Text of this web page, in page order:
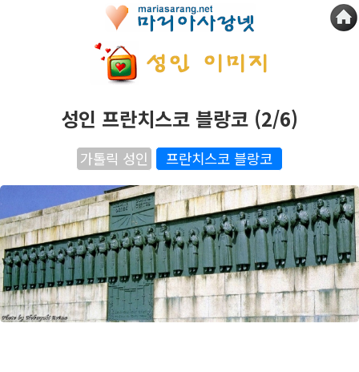
성인 프란치스코 블랑코 (2/6)
가톨릭 성인 프란치스코 블랑코